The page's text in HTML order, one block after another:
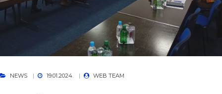
NEWS 19.01.2024. WEB TEAM